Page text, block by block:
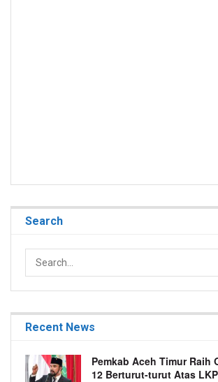
Search
Recent News
Pemkab Aceh Timur Raih
12 Berturut-turut Atas